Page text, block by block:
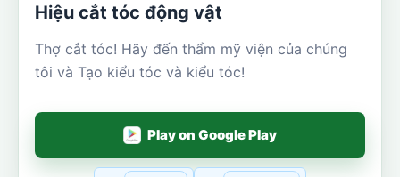
Hiệu cắt tóc động vật
Thợ cắt tóc! Hãy đến thẩm mỹ viện của chúng
tôi và Tạo kiểu tóc và kiểu tóc!
Play on Google Play